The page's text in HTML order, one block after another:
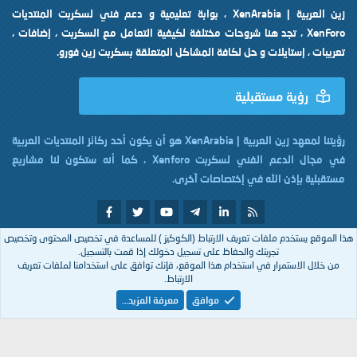
زين العربية | XenArabia ، بوابة تعليمية و دعم فني لسكربت المنتديات
XenForo ، تجد هنا شروحات مختلفة لكيفية التعامل مع السكربت ، إضافات ،
تعريبات ، إستايلات و حل لكافة المشاكل المتعلقة بسكربت زين فورو.
رؤية مستقبلية
رؤيتنا لمعهد زين العربية | XenArabia هو أن يكون أحد ركائز المنتديات العربية
في مجال الدعم الفني لسكربت Xenforo ، كما أنه ستكون لنا مشاريع
مستقبلية بإذن الله في إختصاصات آخرى.
تم التصميم بكل منXenArabia
الشروط والقوانين سياسة الخصوصية
هذا الموقع يستخدم ملفات تعريف الارتباط (الكوكيز ) للمساعدة في تخصيص المحتوى وتخصيص
تجربتك والحفاظ على تسجيل دخولك إذا قمت بالتسجيل.
من خلال الاستمرار في استخدام هذا الموقع، فإنك توافق على استخدامنا لملفات تعريف
الارتباط.
موافق
معرفة المزيد…